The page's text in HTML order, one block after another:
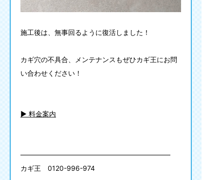
施工後は、無事回るように復活しました！
カギ穴の不具合、メンテナンスもぜひカギ王にお問
い合わせください！
▶︎ 料金案内
——————————————————————
カギ王 0120-996-974